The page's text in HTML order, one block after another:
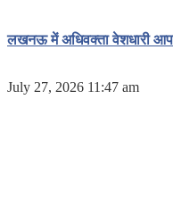
लखनऊ में अधिवक्ता वेशधारी
July 27, 2026 11:47 am